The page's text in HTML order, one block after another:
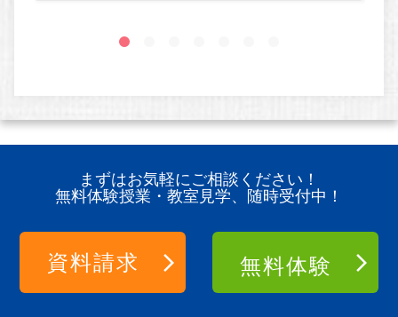
まずはお気軽にご相談ください！
無料体験授業・教室見学、随時受付中！
資料請求 無料体験